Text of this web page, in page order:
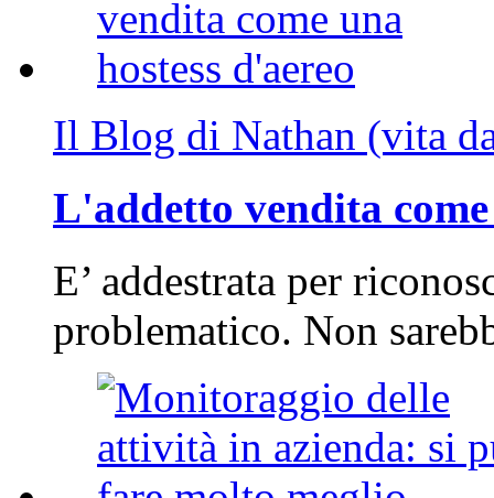
Il Blog di Nathan (vita
L'addetto vendita
E’ addestrata per
problematico. Non